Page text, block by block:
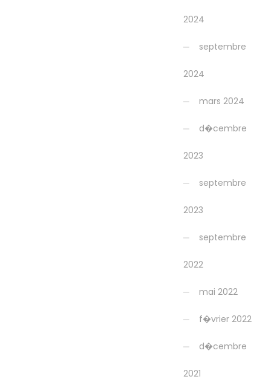
2024
septembre
2024
mars 2024
d�cembre
2023
septembre
2023
septembre
2022
mai 2022
f�vrier 2022
d�cembre
2021